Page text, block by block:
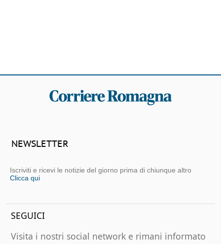
NEWSLETTER
Iscriviti e ricevi le notizie del giorno prima di chiunque altro
Clicca qui
SEGUICI
Visita i nostri social network e rimani informato